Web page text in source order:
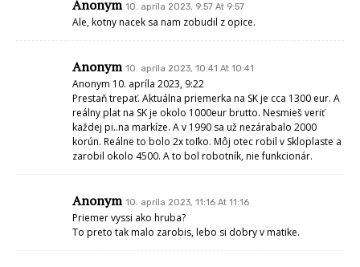
Anonym 10. apríla 2023, 9:57 At 9:57
Ale, kotny nacek sa nam zobudil z opice.
Anonym 10. apríla 2023, 10:41 At 10:41
Anonym 10. apríla 2023, 9:22
Prestaň trepať. Aktuálna priemerka na SK je cca 1300 eur. A
reálny plat na SK je okolo 1000eur brutto. Nesmieš veriť
každej pi..na markíze. A v 1990 sa už nezárabalo 2000
korún. Reálne to bolo 2x toľko. Môj otec robil v Skloplaste a
zarobil okolo 4500. A to bol robotník, nie funkcionár.
Anonym 10. apríla 2023, 11:16 At 11:16
Priemer vyssi ako hruba?
To preto tak malo zarobis, lebo si dobry v matike.